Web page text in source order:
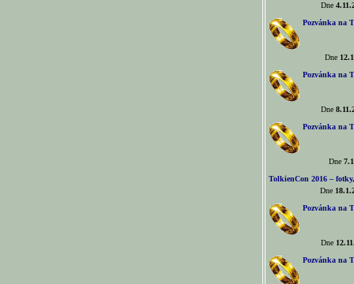
Dne
Pozvánka na
Dne
Pozvánka na
Dne
Pozvánka na
Dne
TolkienCon 2016 –
Dne
Pozvánka na
Dne
Pozvánka na